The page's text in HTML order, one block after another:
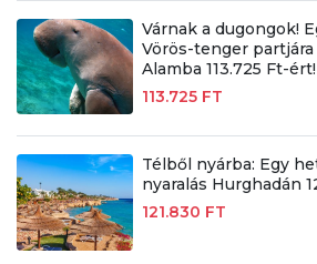
Várnak a dugongok!
Vörös-tenger partjára
Alamba 113.725 Ft-ért!
113.725 FT
Télből nyárba: Egy
nyaralás Hurghadán
121.830 FT